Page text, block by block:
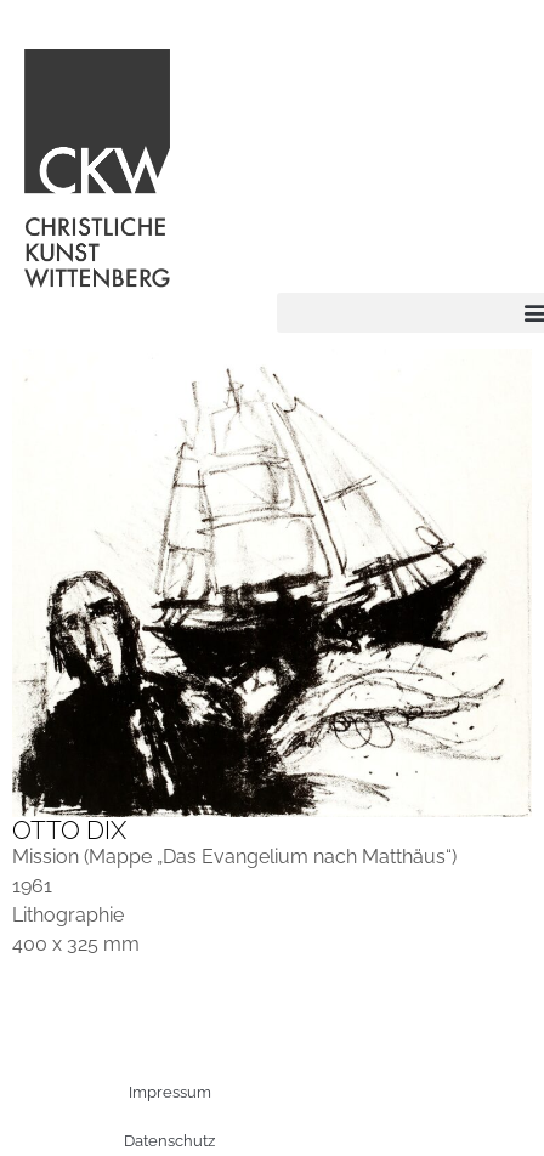
OTTO DIX
Mission (Mappe „Das Evangelium nach Matthäus“)
1961
Lithographie
400 x 325 mm
Impressum
Datenschutz